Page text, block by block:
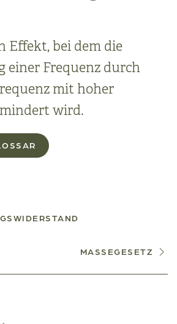
Effekt, bei dem die
einer Frequenz durch
mit hoher
wird.
MASSEGESETZ